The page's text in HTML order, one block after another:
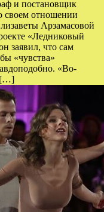
и постановщик
своем отношении
Арзамасовой
«Ледниковый
заявил, что сам
«чувства»
«Во-
[…]